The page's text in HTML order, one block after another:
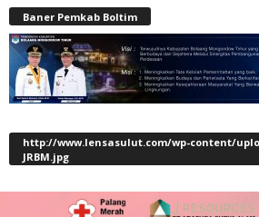
Baner Pemkab Boltim
http://www.lensasulut.com/wp-content/
JRBM.jpg